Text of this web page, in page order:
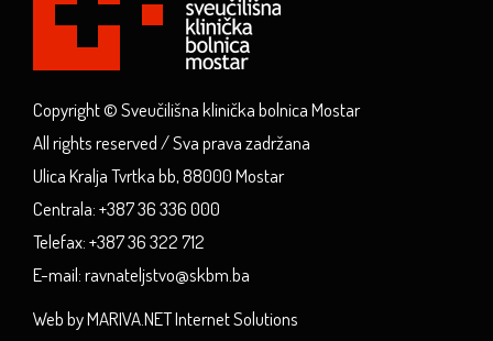
Copyright © Sveučilišna klinička bolnica Mostar
All rights reserved / Sva prava zadržana
Ulica Kralja Tvrtka bb, 88000 Mostar
Centrala: +387 36 336 000
Telefax: +387 36 322 712
E-mail: ravnateljstvo@skbm.ba
Web by MARIVA.NET Internet Solutions